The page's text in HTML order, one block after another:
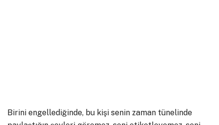
Birini engellediğinde, bu kişi senin zaman tünelinde